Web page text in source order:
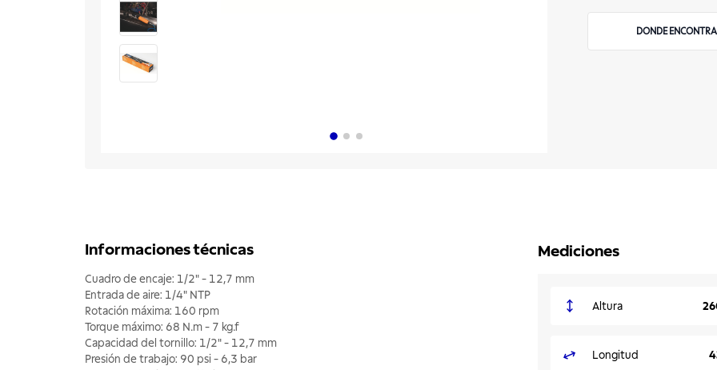
DONDE
Informaciones técnicas
Cuadro de encaje: 1/2" - 12,7 mm
Entrada de aire: 1/4" NTP
Rotación máxima: 160 rpm
Torque máximo: 68 N.m - 7 kg.f
Capacidad del tornillo: 1/2" - 12,7 mm
Presión de trabajo: 90 psi - 6,3 bar
Mediciones
Altura
Longitud